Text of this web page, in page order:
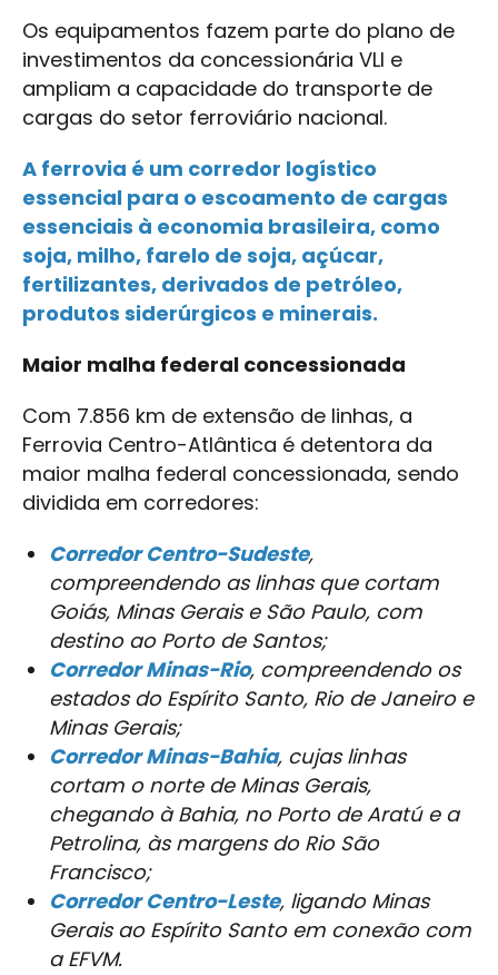
Os equipamentos fazem parte do plano de
investimentos da concessionária VLI e
ampliam a capacidade do transporte de
cargas do setor ferroviário nacional.
A ferrovia é um corredor logístico
essencial para o escoamento de cargas
essenciais à economia brasileira, como
soja, milho, farelo de soja, açúcar,
fertilizantes, derivados de petróleo,
produtos siderúrgicos e minerais.
Maior malha federal concessionada
Com 7.856 km de extensão de linhas, a
Ferrovia Centro-Atlântica é detentora da
maior malha federal concessionada, sendo
dividida em corredores:
Corredor Centro-Sudeste,
compreendendo as linhas que cortam
Goiás, Minas Gerais e São Paulo, com
destino ao Porto de Santos;
Corredor Minas-Rio, compreendendo os
estados do Espírito Santo, Rio de Janeiro e
Minas Gerais;
Corredor Minas-Bahia, cujas linhas
cortam o norte de Minas Gerais,
chegando à Bahia, no Porto de Aratú e a
Petrolina, às margens do Rio São
Francisco;
Corredor Centro-Leste, ligando Minas
Gerais ao Espírito Santo em conexão com
a EFVM.